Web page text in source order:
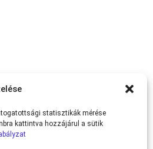
statisztikák mérése
kattintva hozzájárul a sütik